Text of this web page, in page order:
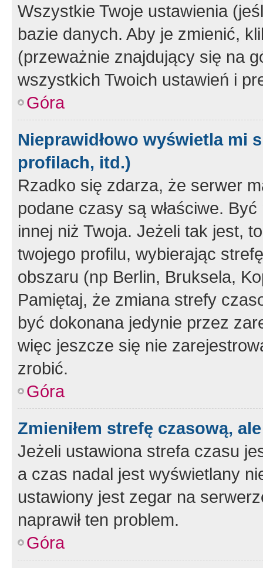
Wszystkie Twoje ustawienia
bazie danych. Aby je zmienić,
(przeważnie znajdujący się na
wszystkich Twoich ustawień i
Góra
Nieprawidłowo wyświetla mi
profilach, itd.)
Rzadko się zdarza, że serwer
podane czasy są właściwe.
innej niż Twoja. Jeżeli tak jest,
twojego profilu, wybierając
obszaru (np Berlin, Bruksela,
Pamiętaj, że zmiana strefy
być dokonana jedynie przez
więc jeszcze się nie
zrobić.
Góra
Zmieniłem strefę czasową,
Jeżeli ustawiona strefa czasu
a czas nadal jest wyświetlany
ustawiony jest zegar na
naprawił ten problem.
Góra